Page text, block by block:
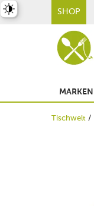
SHOP
MARKEN
Tischwelt
umschalten